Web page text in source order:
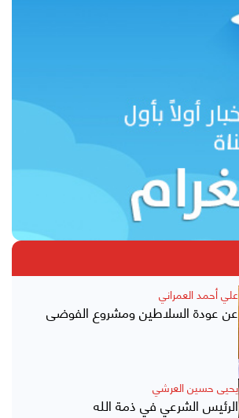
علي أحمد العمراني
عن عودة السلاطين ومشروع الفوضى
يحيى حسين العرشي
الرئيس الشرعي في ذمة الله